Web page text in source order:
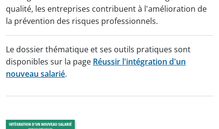
qualité, les entreprises contribuent à l'amélioration de
la prévention des risques professionnels.
Le dossier thématique et ses outils pratiques sont
disponibles sur la page Réussir l'intégration d'un
nouveau salarié.